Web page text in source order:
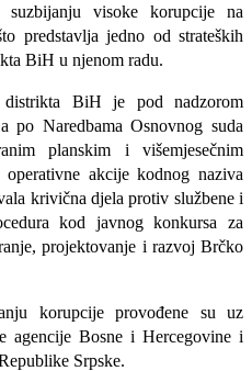
suzbijanju visoke korupcije na
predstavlja jedno od strateških
BiH u njenom radu.
BiH je pod nadzorom
Naredbama Osnovnog suda
planskim i višemjesečnim
akcije kodnog naziva
krivična djela protiv službene i
kod javnog konkursa za
projektovanje i razvoj Brčko
korupcije provođene su uz
agencije Bosne i Hercegovine i
Srpske.